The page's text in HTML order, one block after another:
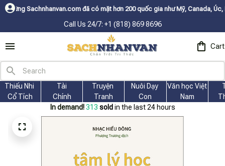
đã có mặt hơn 200 quốc gia như Mỹ, Canada, Úc, Nhật, Hàn, và các
Call Us 24/7: +1 (818) 869 8696
Cart
Thiếu Nhi
Cổ Tích
Tài
Chính
Truyện
Tranh
Nuôi Dạy
Con
Văn học Việt
Nam
In demand! 313 sold in the last 24 hours